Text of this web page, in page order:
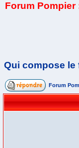
Forum Pompier
Qui compose le
Forum